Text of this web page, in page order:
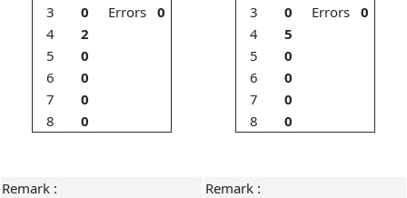
3
0 Errors
0
4
2
5
0
6
0
7
0
8
0
Remark :
3
0 Errors
0
4
5
5
0
6
0
7
0
8
0
Remark :